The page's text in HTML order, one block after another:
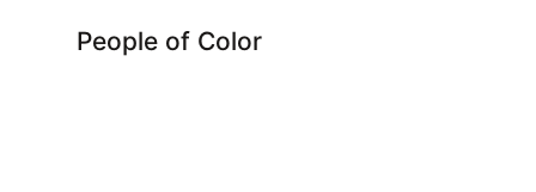
People of Color